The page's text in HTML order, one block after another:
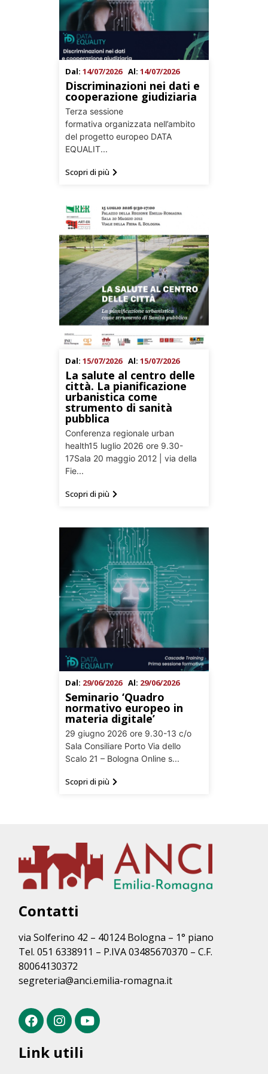
Dal: 14/07/2026 Al: 14/07/2026
Discriminazioni nei dati e
cooperazione giudiziaria
Terza sessione
formativa organizzata nell’ambito
del progetto europeo DATA
EQUALIT...
Scopri di più
Dal: 15/07/2026 Al: 15/07/2026
La salute al centro delle
città. La pianificazione
urbanistica come
strumento di sanità
pubblica
Conferenza regionale urban
health15 luglio 2026 ore 9.30-
17Sala 20 maggio 2012 | via della
Fie...
Scopri di più
Dal: 29/06/2026 Al: 29/06/2026
Seminario ‘Quadro
normativo europeo in
materia digitale’
29 giugno 2026 ore 9.30-13 c/o
Sala Consiliare Porto Via dello
Scalo 21 – Bologna Online s...
Scopri di più
Contatti
via Solferino 42 – 40124 Bologna – 1° piano
Tel. 051 6338911 – P.IVA 03485670370 – C.F.
80064130372
segreteria@anci.emilia-romagna.it
Link utili